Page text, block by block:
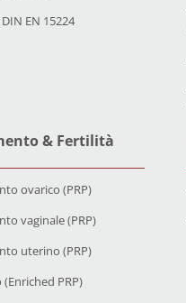
DIN EN 15224
& Fertilità
ovarico (PRP)
vaginale (PRP)
uterino (PRP)
PRP)